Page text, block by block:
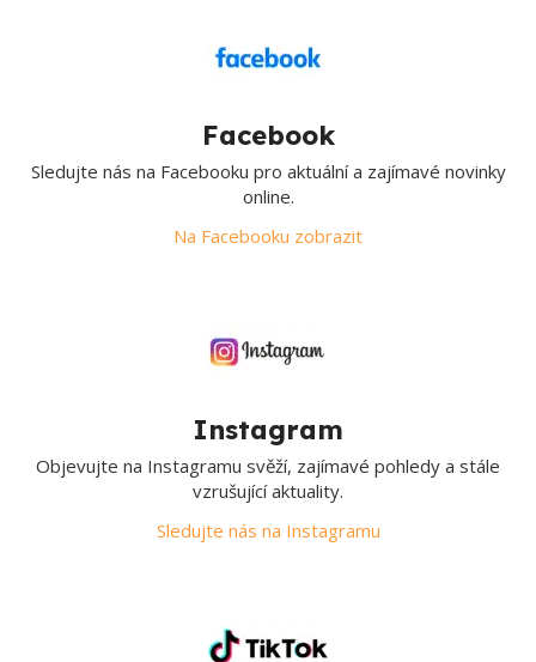
Facebook
Sledujte nás na Facebooku pro aktuální a zajímavé novinky
online.
Na Facebooku zobrazit
Instagram
Objevujte na Instagramu svěží, zajímavé pohledy a stále
vzrušující aktuality.
Sledujte nás na Instagramu